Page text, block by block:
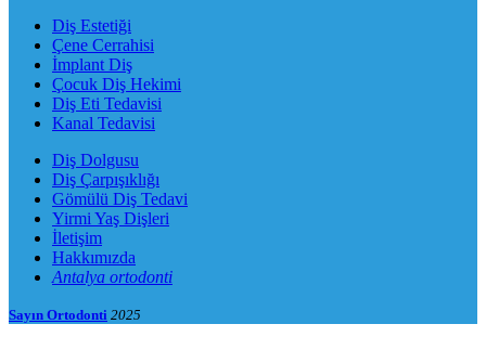
Diş Estetiği
Çene Cerrahisi
İmplant Diş
Çocuk Diş Hekimi
Diş Eti Tedavisi
Kanal Tedavisi
Diş Dolgusu
Diş Çarpışıklığı
Gömülü Diş Tedavi
Yirmi Yaş Dişleri
İletişim
Hakkımızda
Antalya ortodonti
Sayın Ortodonti 2025